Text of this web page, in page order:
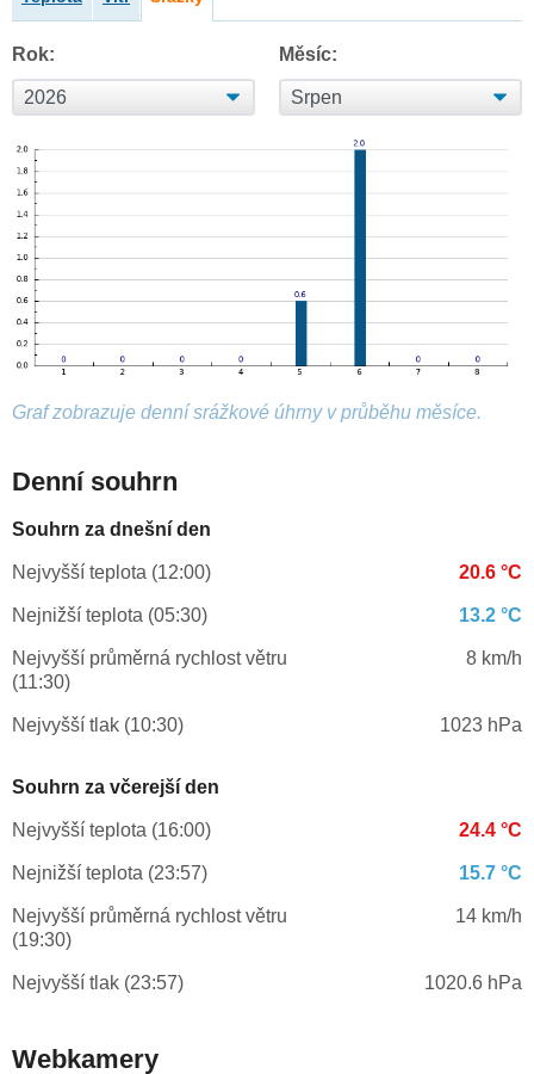
Rok: Měsíc:
Graf zobrazuje denní srážkové úhrny v průběhu měsíce.
Denní souhrn
Souhrn za dnešní den
Nejvyšší teplota (12:00) 20.6 °C
Nejnižší teplota (05:30) 13.2 °C
Nejvyšší průměrná rychlost větru
(11:30)
8 km/h
Nejvyšší tlak (10:30) 1023 hPa
Souhrn za včerejší den
Nejvyšší teplota (16:00) 24.4 °C
Nejnižší teplota (23:57) 15.7 °C
Nejvyšší průměrná rychlost větru
(19:30)
14 km/h
Nejvyšší tlak (23:57) 1020.6 hPa
Webkamery